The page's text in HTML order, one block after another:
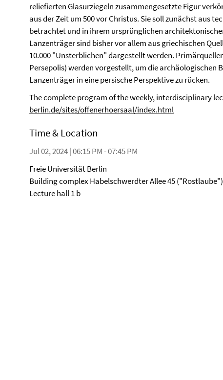
reliefierten Glasurziegelnzusammengesetzte Figur
aus der Zeit um 500 vor Christus. Sie soll zunächst aus
betrachtet und in ihrem ursprünglichen
Lanzenträger sind bisher vor allem aus griechischen
10.000 "Unsterblichen" dargestellt werden.
Persepolis) werden vorgestellt, um die archäologischen
Lanzenträger in eine persische Perspektive zu rücken.
The complete program of the weekly, interdisciplinary
berlin.de/sites/offenerhoersaal/index.html
Time & Location
Jul 02, 2024 | 06:15 PM - 07:45 PM
Freie Universität Berlin
Building complex Habelschwerdter Allee 45
Lecture hall 1 b